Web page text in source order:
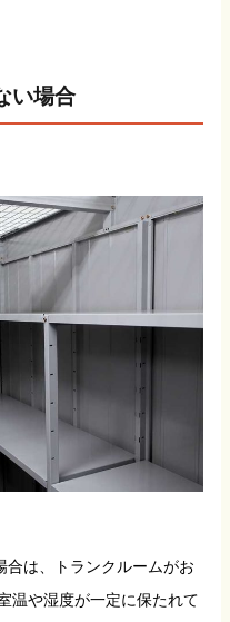
い場合
合は、トランクルームがお
温や湿度が一定に保たれて